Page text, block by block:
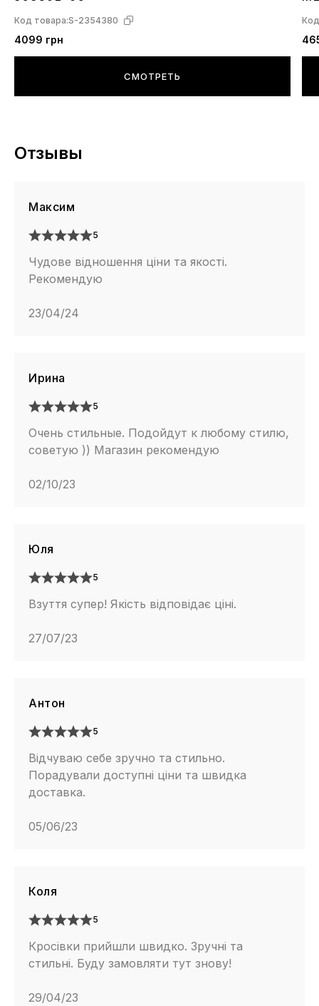
Код товара:S-2354380
4099 грн
СМОТРЕТЬ
Отзывы
Максим
5
Чудове відношення ціни та якості.
Рекомендую
23/04/24
Ирина
5
Очень стильные. Подойдут к любому стилю,
советую )) Магазин рекомендую
02/10/23
Юля
5
Взуття супер! Якість відповідає ціні.
27/07/23
Антон
5
Відчуваю себе зручно та стильно.
Порадували доступні ціни та швидка
доставка.
05/06/23
Коля
5
Кросівки прийшли швидко. Зручні та
стильні. Буду замовляти тут знову!
29/04/23